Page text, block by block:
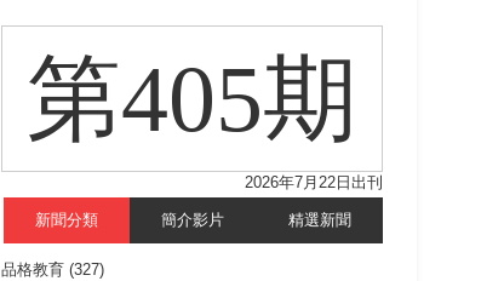
第405期
2026年7月22日出刊
新聞分類 簡介影片 精選新聞
品格教育 (327)